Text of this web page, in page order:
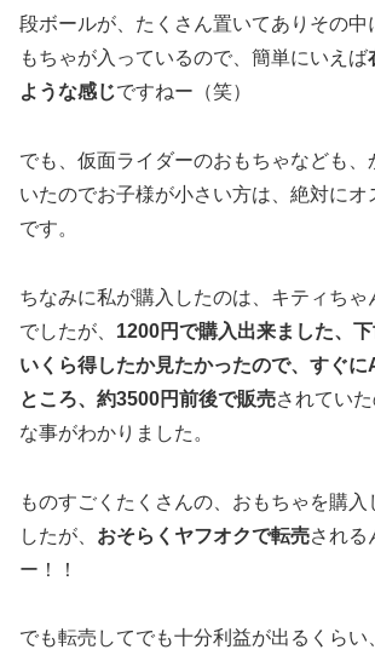
段ボールが、たくさん置いてありその中
もちゃが入っているので、簡単にいえば
ような感じですねー（笑）
でも、仮面ライダーのおもちゃなども、
いたのでお子様が小さい方は、絶対にオ
です。
ちなみに私が購入したのは、キティちゃ
でしたが、 1200円で購入出来ました、
いくら得したか見たかったので、すぐ
ところ、約3500円前後で販売されてい
な事がわかりました。
ものすごくたくさんの、おもちゃを購入
したが、 おそらくヤフオクで転売される
ー！！
でも転売してでも十分利益が出るくらい